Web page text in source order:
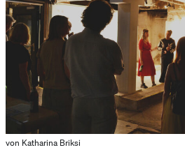
von Katharina Briksi